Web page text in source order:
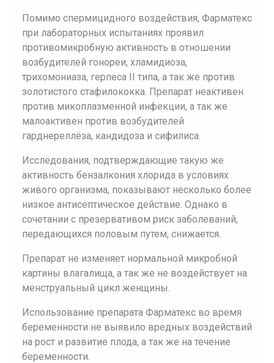
Помимо спермицидного воздействия, Фарматекс
при лабораторных испытаниях проявил
противомикробную активность в отношении
возбудителей гонореи, хламидиоза,
трихомониаза, герпеса II типа, а так же против
золотистого стафилококка. Препарат неактивен
против микоплазменной инфекции, а так же
малоактивен против возбудителей
гарднереллёза, кандидоза и сифилиса.
Исследования, подтверждающие такую же
активность бензалкония хлорида в условиях
живого организма, показывают несколько более
низкое антисептическое действие. Однако в
сочетании с презервативом риск заболеваний,
передающихся половым путем, снижается.
Препарат не изменяет нормальной микробной
картины влагалища, а так же не воздействует на
менструальный цикл женщины.
Использование препарата Фарматекс во время
беременности не выявило вредных воздействий
на рост и развитие плода, а так же на течение
беременности.